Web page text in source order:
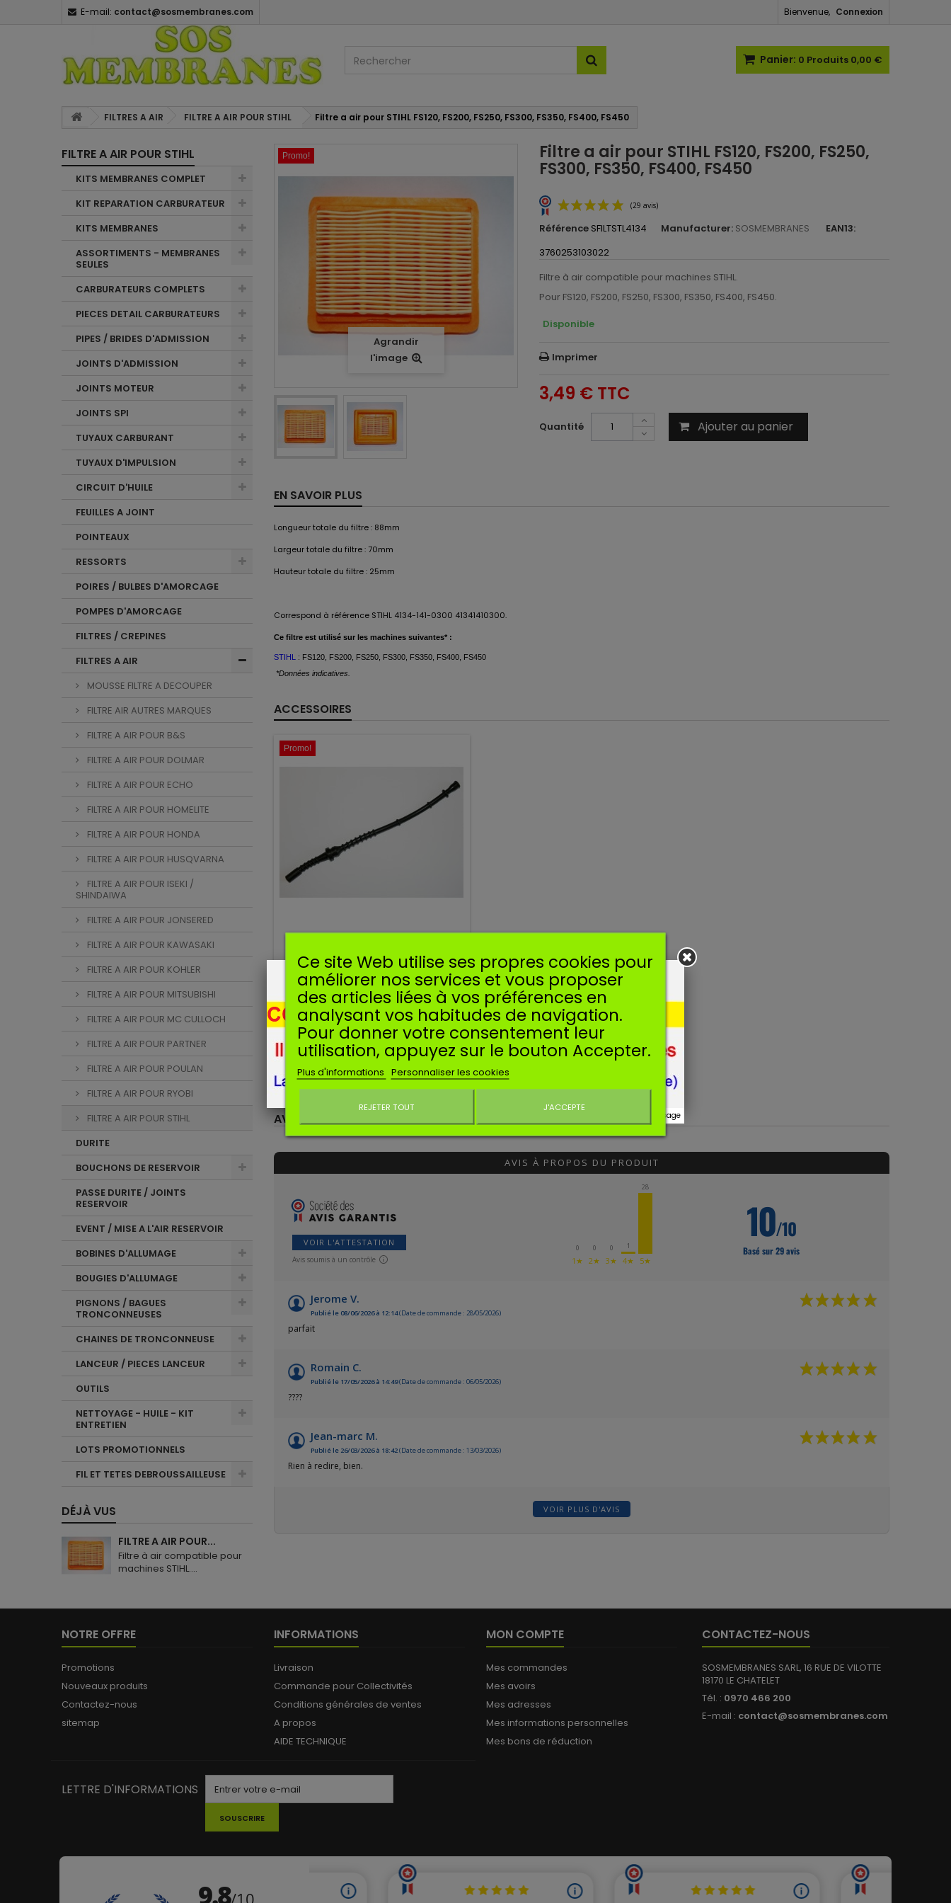
Bienvenue, Connexion
E-mail: contact@sosmembranes.com
Panier: 0 Produits 0,00 €
FILTRES A AIR FILTRE A AIR POUR STIHL Filtre a air pour STIHL FS120, FS200, FS250, FS300, FS350, FS400, FS450
FILTRE A AIR POUR STIHL
KITS MEMBRANES COMPLET
KIT REPARATION CARBURATEUR
KITS MEMBRANES
ASSORTIMENTS - MEMBRANES
SEULES
CARBURATEURS COMPLETS
PIECES DETAIL CARBURATEURS
PIPES / BRIDES D'ADMISSION
JOINTS D'ADMISSION
JOINTS MOTEUR
JOINTS SPI
TUYAUX CARBURANT
TUYAUX D'IMPULSION
CIRCUIT D'HUILE
FEUILLES A JOINT
POINTEAUX
RESSORTS
POIRES / BULBES D'AMORCAGE
POMPES D'AMORCAGE
FILTRES / CREPINES
FILTRES A AIR
MOUSSE FILTRE A DECOUPER
FILTRE AIR AUTRES MARQUES
FILTRE A AIR POUR B&S
FILTRE A AIR POUR DOLMAR
FILTRE A AIR POUR ECHO
FILTRE A AIR POUR HOMELITE
FILTRE A AIR POUR HONDA
FILTRE A AIR POUR HUSQVARNA
FILTRE A AIR POUR ISEKI /
SHINDAIWA
FILTRE A AIR POUR JONSERED
FILTRE A AIR POUR KAWASAKI
FILTRE A AIR POUR KOHLER
FILTRE A AIR POUR MITSUBISHI
FILTRE A AIR POUR MC CULLOCH
FILTRE A AIR POUR PARTNER
FILTRE A AIR POUR POULAN
FILTRE A AIR POUR RYOBI
FILTRE A AIR POUR STIHL
DURITE
BOUCHONS DE RESERVOIR
PASSE DURITE / JOINTS
RESERVOIR
EVENT / MISE A L'AIR RESERVOIR
BOBINES D'ALLUMAGE
BOUGIES D'ALLUMAGE
PIGNONS / BAGUES
TRONCONNEUSES
CHAINES DE TRONCONNEUSE
LANCEUR / PIECES LANCEUR
OUTILS
NETTOYAGE - HUILE - KIT
ENTRETIEN
LOTS PROMOTIONNELS
FIL ET TETES DEBROUSSAILLEUSE
DÉJÀ VUS
FILTRE A AIR POUR...
Filtre à air compatible pour
machines STIHL....
Promo!
Agrandir
l'image
Filtre a air pour STIHL FS120, FS200, FS250,
FS300, FS350, FS400, FS450
Référence SFILTSTL4134 Manufacturer: SOSMEMBRANES
EAN13:
3760253103022
Filtre à air compatible pour machines STIHL.
Pour FS120, FS200, FS250, FS300, FS350, FS400, FS450.
Disponible
Imprimer
3,49 € TTC
Quantité Ajouter au panier
EN SAVOIR PLUS
Longueur totale du filtre : 88mm
Largeur totale du filtre : 70mm
Hauteur totale du filtre : 25mm
Correspond à référence STIHL 4134-141-0300 41341410300.
Ce filtre est utilisé sur les machines suivantes* :
STIHL
: FS120, FS200, FS250, FS300, FS350, FS400, FS450
*Données indicatives.
ACCESSOIRES
Promo!
Manufacturer:SOSMEMBRANES
TUYAU ESSENCE POUR STIHL FS120,
FS200, FS250, FS300, FS350,
FS400, FS450, FS480
Tuyau essence compatible pour
machines STIHL. Pour Stihl FS120, FS200,
FS250, FS300, FS350, FS400, FS450,
FS480 4128-358-0800, 41283580800
2,39 €
Ajouter au panier
AVIS CLIENTS
AVIS À PROPOS DU PRODUIT
VOIR L'ATTESTATION
Avis soumis à un contrôle
0
1★
0
2★
0
3★
1
4★
28
5★
10/10
Basé sur 29 avis
Jerome V.
Publié le 08/06/2026 à 12:14(Date de commande : 28/05/2026)
parfait
Romain C.
Publié le 17/05/2026 à 14:49(Date de commande : 06/05/2026)
????
Jean-marc M.
Publié le 26/03/2026 à 18:42(Date de commande : 13/03/2026)
Rien à redire, bien.
VOIR PLUS D'AVIS
NOTRE OFFRE
Promotions
Nouveaux produits
Contactez-nous
sitemap
INFORMATIONS
Livraison
Commande pour Collectivités
Conditions générales de ventes
A propos
AIDE TECHNIQUE
MON COMPTE
Mes commandes
Mes avoirs
Mes adresses
Mes informations personnelles
Mes bons de réduction
CONTACTEZ-NOUS
SOSMEMBRANES SARL, 16 RUE DE VILOTTE
18170 LE CHATELET
Tél. : 0970 466 200
E-mail : contact@sosmembranes.com
LETTRE D'INFORMATIONS
SOUSCRIRE
Ce site Web utilise ses propres cookies pour
améliorer nos services et vous proposer
des articles liées à vos préférences en
analysant vos habitudes de navigation.
Pour donner votre consentement leur
utilisation, appuyez sur le bouton Accepter.
Plus d'informations Personnaliser les cookies
REJETER TOUT J'ACCEPTE
Ne plus afficher ce message